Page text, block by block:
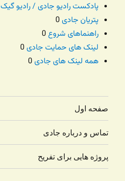
پادکست رادیو جادی / رادیو گیک
پتریان جادی
راهنماهای شروع
لینک های حمایت جادی
همه لینک های جادی
صفحه اول
تماس و درباره جادی
پروژه هایی برای تفریح